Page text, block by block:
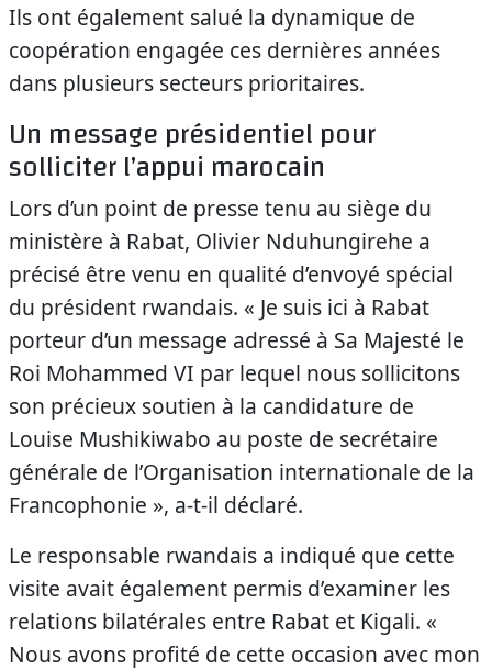
Ils ont également salué la dynamique de
coopération engagée ces dernières années
dans plusieurs secteurs prioritaires.
Un message présidentiel pour
solliciter l’appui marocain
Lors d’un point de presse tenu au siège du
ministère à Rabat, Olivier Nduhungirehe a
précisé être venu en qualité d’envoyé spécial
du président rwandais. « Je suis ici à Rabat
porteur d’un message adressé à Sa Majesté le
Roi Mohammed VI par lequel nous sollicitons
son précieux soutien à la candidature de
Louise Mushikiwabo au poste de secrétaire
générale de l’Organisation internationale de la
Francophonie », a-t-il déclaré.
Le responsable rwandais a indiqué que cette
visite avait également permis d’examiner les
relations bilatérales entre Rabat et Kigali. «
Nous avons profité de cette occasion avec mon